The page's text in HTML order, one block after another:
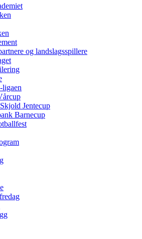
og landslagsspillere
ligaen
Jentecup
Barnecup